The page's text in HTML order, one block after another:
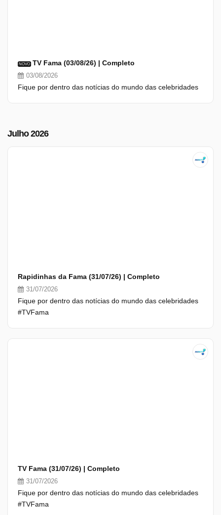
NOVO TV Fama (03/08/26) | Completo
03/08/2026
Fique por dentro das notícias do mundo das celebridades
Julho 2026
Rapidinhas da Fama (31/07/26) | Completo
31/07/2026
Fique por dentro das notícias do mundo das celebridades
#TVFama
TV Fama (31/07/26) | Completo
31/07/2026
Fique por dentro das notícias do mundo das celebridades
#TVFama